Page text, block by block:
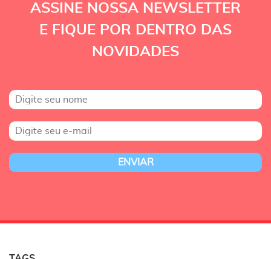
ASSINE NOSSA NEWSLETTER
E FIQUE POR DENTRO DAS
NOVIDADES